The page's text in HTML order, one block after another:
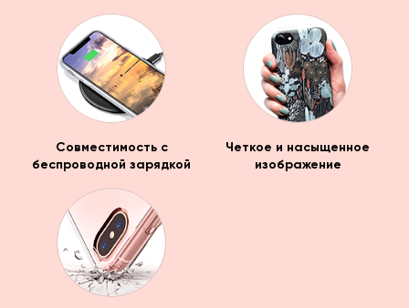
Совместимость с
беспроводной зарядкой
Четкое и насыщенное
изображение